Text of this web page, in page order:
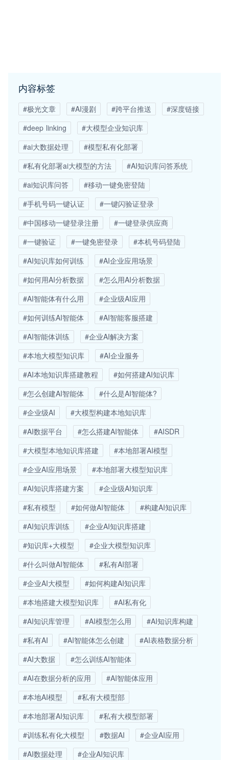
内容标签
#极光文章 #AI漫剧 #跨平台推送
#深度链接
#deep linking
#大模型企业知识库
#ai大数据处理
#模型私有化部署
#私有化部署ai大模型的方法
#AI知识库问答系统
#ai知识库问答
#移动一键免密登陆
#手机号码一键认证
#一键闪验证登录
#中国移动一键登录注册
#一键登录供应商
#一键验证
#一键免密登录
#本机号码登陆
#AI知识库如何训练
#AI企业应用场景
#如何用AI分析数据
#怎么用AI分析数据
#AI智能体有什么用
#企业级AI应用
#如何训练AI智能体
#AI智能客服搭建
#AI智能体训练
#企业AI解决方案
#本地大模型知识库
#AI企业服务
#AI本地知识库搭建教程
#如何搭建AI知识库
#怎么创建AI智能体
#什么是AI智能体?
#企业级AI
#大模型构建本地知识库
#AI数据平台
#怎么搭建AI智能体
#AISDR
#大模型本地知识库搭建
#本地部署AI模型
#企业AI应用场景
#本地部署大模型知识库
#AI知识库搭建方案
#企业级AI知识库
#私有模型
#如何做AI智能体
#构建AI知识库
#AI知识库训练
#企业AI知识库搭建
#知识库+大模型
#企业大模型知识库
#什么叫做AI智能体
#私有AI部署
#企业AI大模型
#如何构建AI知识库
#本地搭建大模型知识库
#AI私有化
#AI知识库管理
#AI模型怎么用
#AI知识库构建
#私有AI
#AI智能体怎么创建
#AI表格数据分析
#AI大数据
#怎么训练AI智能体
#AI在数据分析的应用
#AI智能体应用
#本地AI模型
#私有大模型部
#本地部署AI知识库
#私有大模型部署
#训练私有化大模型
#数据AI
#企业AI应用
#AI数据处理
#企业AI知识库